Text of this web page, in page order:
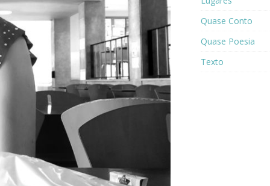
Quase Conto
Quase Poesia
Texto